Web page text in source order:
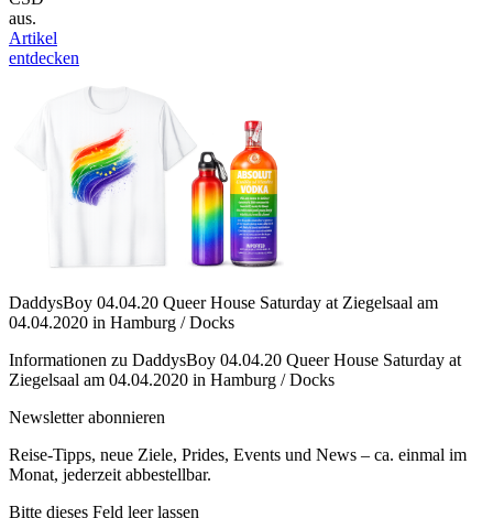
aus.
Artikel
entdecken
DaddysBoy 04.04.20 Queer House Saturday at Ziegelsaal am
04.04.2020 in Hamburg / Docks
Informationen zu DaddysBoy 04.04.20 Queer House Saturday at
Ziegelsaal am 04.04.2020 in Hamburg / Docks
Newsletter abonnieren
Reise-Tipps, neue Ziele, Prides, Events und News – ca. einmal im
Monat, jederzeit abbestellbar.
Bitte dieses Feld leer lassen